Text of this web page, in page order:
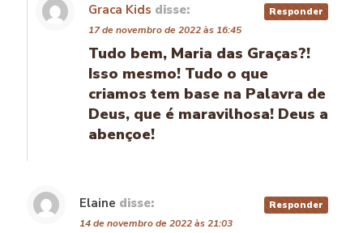
Graca Kids disse:
17 de novembro de 2022 às 16:45
Tudo bem, Maria das Graças?!
Isso mesmo! Tudo o que
criamos tem base na Palavra de
Deus, que é maravilhosa! Deus a
abençoe!
Responder
Elaine disse:
14 de novembro de 2022 às 21:03
Responder